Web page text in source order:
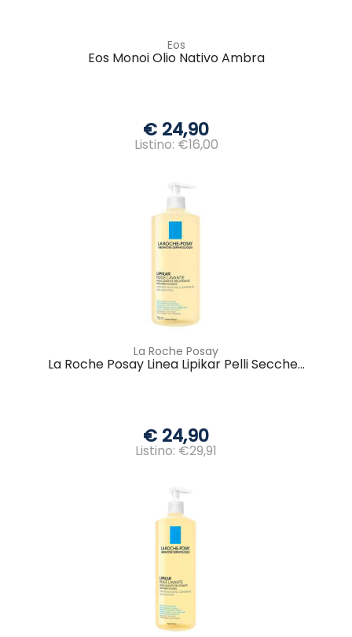
Eos
Eos Monoi Olio Nativo Ambra
€ 24,90
Listino: €16,00
La Roche Posay
La Roche Posay Linea Lipikar Pelli Secche...
€ 24,90
Listino: €29,91